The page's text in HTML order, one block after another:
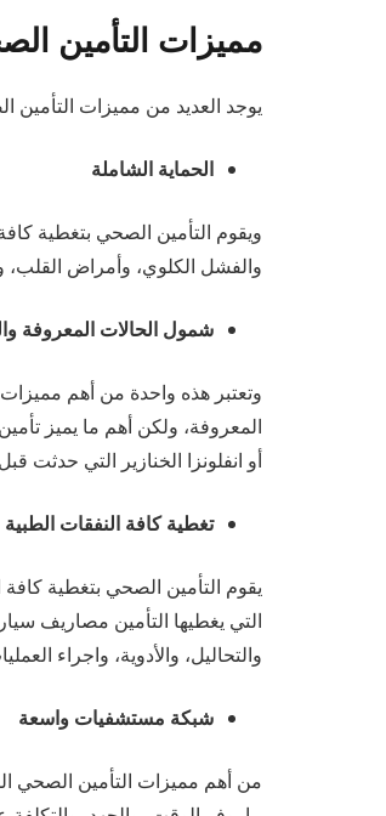
مميزات التأمين
يوجد العديد من مميزات
الحماية الشاملة
ويقوم التأمين الصحي بتغطية
والفشل الكلوي، وأمراض القلب،
شمول الحالات المعروفة
وتعتبر هذه واحدة من أهم مميزات
المعروفة، ولكن أهم ما يميز
أو انفلونزا الخنازير التي
تغطية كافة النفقات الطبية
يقوم التأمين الصحي بتغطية
التي يغطيها التأمين مصاريف
والتحاليل، والأدوية، واجراء
شبكة مستشفيات واسعة
من أهم مميزات التأمين الصحي